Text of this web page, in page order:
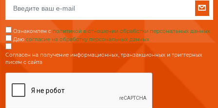
Ознакомлен с политикой в отношении обработки персональных данных
Даю согласие на обработку персональных данных
Согласен на получение информационных, транзакционных и триггерных
писем с сайта